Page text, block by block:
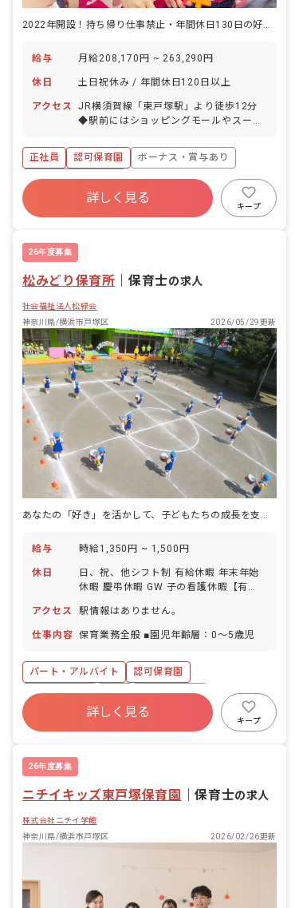
2022年開設！持ち帰り仕事禁止・年間休日130日の好条件！
給与 月給208,170円 ~ 263,290円
休日 土日祝休み / 年間休日120日以上
アクセス
JR横須賀線「東戸塚駅」より徒歩12分
◆駅前にはショッピングモールやスーパ
の買い物にも便利です。
正社員 認可保育園
ボーナス・賞与あり
年間休日120日以上
寮・住宅・家賃補助あり
社会保険完備
残業少なめ
詳しく見る
キープ
26年度募集
松みどり保育所 ｜保育士の求人
社会福祉法人松緑会
神奈川県/横浜市戸塚区
2026/05/29更新
給与 時給1,350円 ~ 1,500円
休日
日、祝、他シフト制 有給休暇 年末年始
休暇 慶弔休暇 GW 子の看護休暇【有
アクセス
駅情報はありません。
仕事内容 保育業務全般 ■園児年齢層：0～5歳児
パート・アルバイト
認可保育園
社会保険完備
有給
福利厚生充実
昇給昇進あり
社会福祉法人
車通勤可
詳しく見る
キープ
26年度募集
ニチイキッズ東戸塚保育園 ｜保育士の求人
株式会社ニチイ学館
神奈川県/横浜市戸塚区
2026/02/26更新